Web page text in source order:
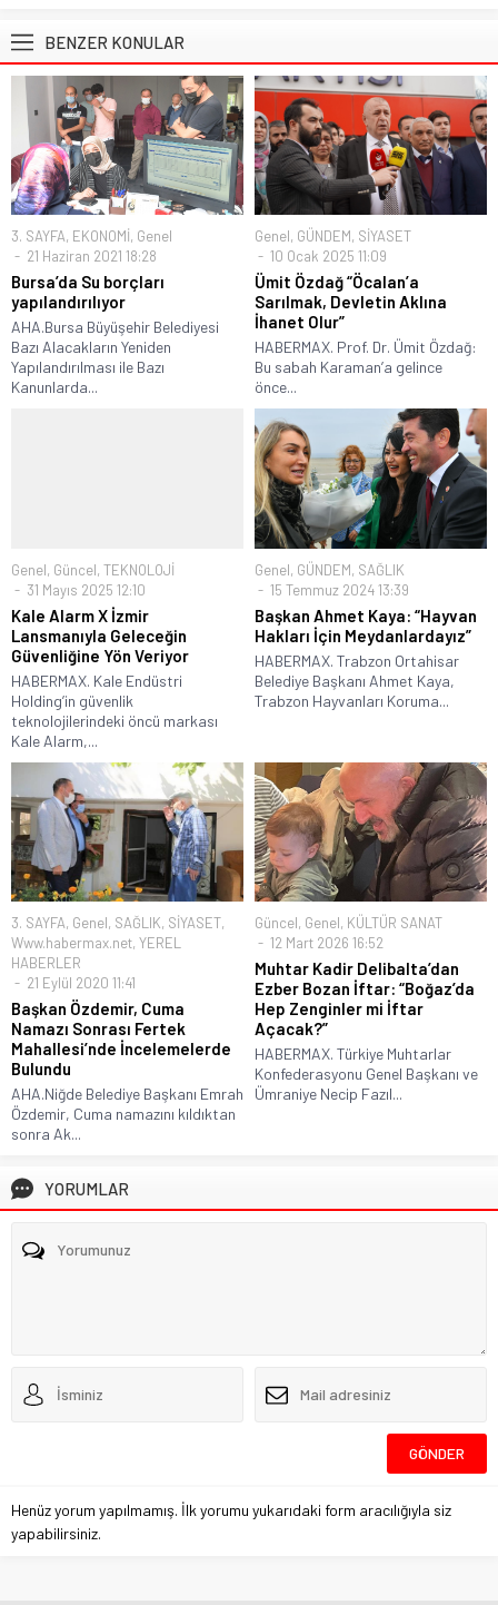
BENZER KONULAR
3. SAYFA, EKONOMİ, Genel
21 Haziran 2021 18:28
Bursa’da Su borçları
yapılandırılıyor
AHA.Bursa Büyüşehir Belediyesi
Bazı Alacakların Yeniden
Yapılandırılması ile Bazı
Kanunlarda...
Genel, GÜNDEM, SİYASET
10 Ocak 2025 11:09
Ümit Özdağ “Öcalan’a
Sarılmak, Devletin Aklına
İhanet Olur”
HABERMAX. Prof. Dr. Ümit Özdağ:
Bu sabah Karaman’a gelince
önce...
Genel, Güncel, TEKNOLOJİ
31 Mayıs 2025 12:10
Kale Alarm X İzmir
Lansmanıyla Geleceğin
Güvenliğine Yön Veriyor
HABERMAX. Kale Endüstri
Holding’in güvenlik
teknolojilerindeki öncü markası
Kale Alarm,...
Genel, GÜNDEM, SAĞLIK
15 Temmuz 2024 13:39
Başkan Ahmet Kaya: “Hayvan
Hakları İçin Meydanlardayız”
HABERMAX. Trabzon Ortahisar
Belediye Başkanı Ahmet Kaya,
Trabzon Hayvanları Koruma...
3. SAYFA, Genel, SAĞLIK, SİYASET,
Www.habermax.net, YEREL
HABERLER
21 Eylül 2020 11:41
Başkan Özdemir, Cuma
Namazı Sonrası Fertek
Mahallesi’nde İncelemelerde
Bulundu
AHA.Niğde Belediye Başkanı Emrah
Özdemir, Cuma namazını kıldıktan
sonra Ak...
Güncel, Genel, KÜLTÜR SANAT
12 Mart 2026 16:52
Muhtar Kadir Delibalta’dan
Ezber Bozan İftar: “Boğaz’da
Hep Zenginler mi İftar
Açacak?”
HABERMAX. Türkiye Muhtarlar
Konfederasyonu Genel Başkanı ve
Ümraniye Necip Fazıl...
YORUMLAR
Henüz yorum yapılmamış. İlk yorumu yukarıdaki form aracılığıyla siz
yapabilirsiniz.